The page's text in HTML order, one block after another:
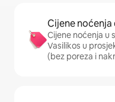
Cijene noćenja
Cijene noćenja u
Vasilikos u
(bez poreza i